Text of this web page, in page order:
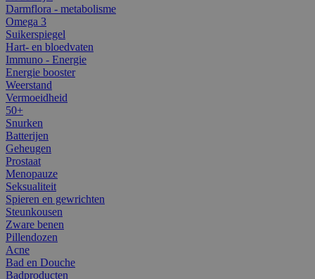
Darmflora - metabolisme
Omega 3
Suikerspiegel
Hart- en bloedvaten
Immuno - Energie
Energie booster
Weerstand
Vermoeidheid
50+
Snurken
Batterijen
Geheugen
Prostaat
Menopauze
Seksualiteit
Spieren en gewrichten
Steunkousen
Zware benen
Pillendozen
Acne
Bad en Douche
Badproducten